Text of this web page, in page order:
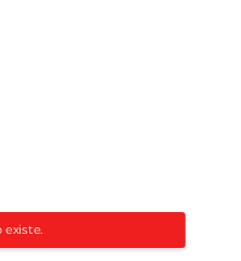
existe.